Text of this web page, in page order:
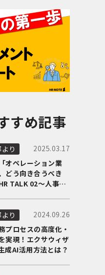
すめ記事
り
2025.03.17
オペレーション業
どう向き合うべき
TALK 02～人事DX
り
2024.09.26
プロセスの高度化・
実現！エクサウィザ
成AI活用方法とは？